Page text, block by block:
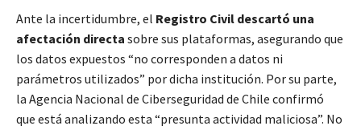
Ante la incertidumbre, el Registro Civil descartó una
afectación directa sobre sus plataformas, asegurando que
los datos expuestos “no corresponden a datos ni
parámetros utilizados” por dicha institución. Por su parte,
la Agencia Nacional de Ciberseguridad de Chile confirmó
que está analizando esta “presunta actividad maliciosa”. No